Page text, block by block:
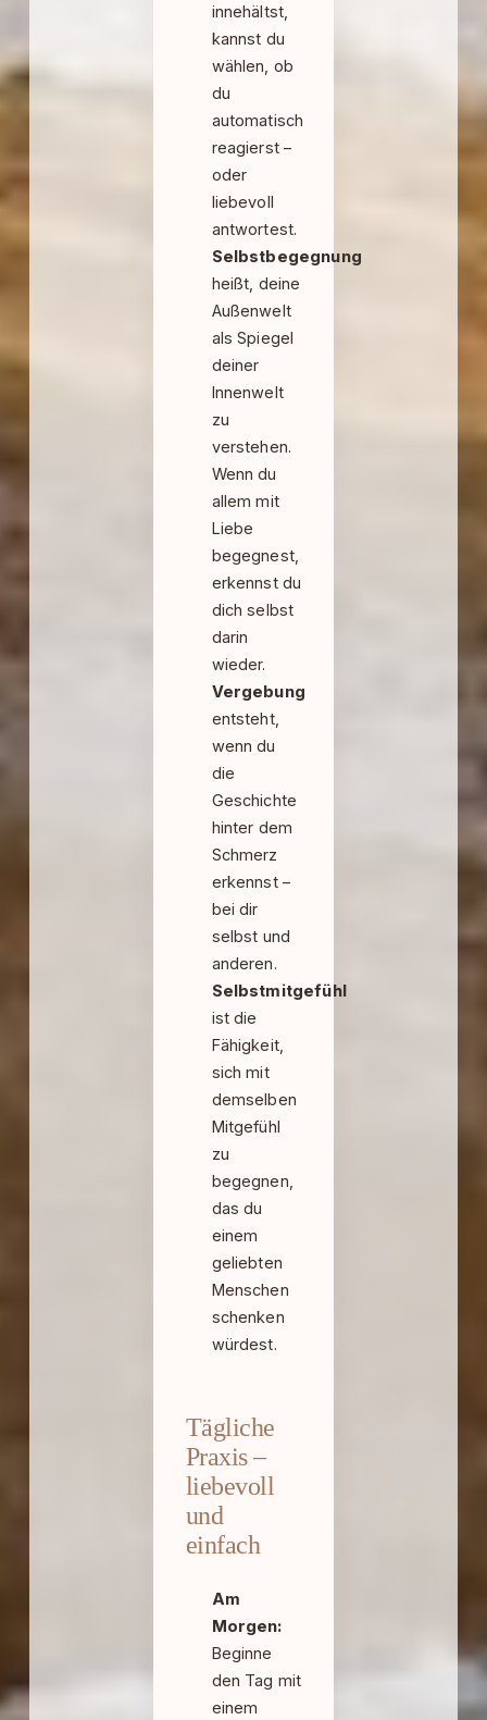
innehältst,
kannst du
wählen, ob
du
automatisch
reagierst –
oder
liebevoll
antwortest.
Selbstbegegnung
heißt, deine
Außenwelt
als Spiegel
deiner
Innenwelt
zu
verstehen.
Wenn du
allem mit
Liebe
begegnest,
erkennst du
dich selbst
darin
wieder.
Vergebung
entsteht,
wenn du
die
Geschichte
hinter dem
Schmerz
erkennst –
bei dir
selbst und
anderen.
Selbstmitgefühl
ist die
Fähigkeit,
sich mit
demselben
Mitgefühl
zu
begegnen,
das du
einem
geliebten
Menschen
schenken
würdest.
Tägliche
Praxis –
liebevoll
und
einfach
Am
Morgen:
Beginne
den Tag mit
einem